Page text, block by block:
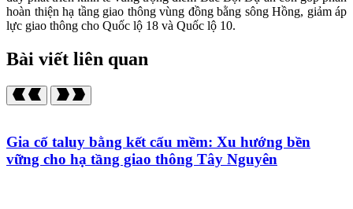
hoàn thiện hạ tầng giao thông vùng đồng bằng sông Hồng, giảm áp
lực giao thông cho Quốc lộ 18 và Quốc lộ 10.
Bài viết liên quan
Gia cố taluy bằng kết cấu mềm: Xu hướng bền
vững cho hạ tầng giao thông Tây Nguyên